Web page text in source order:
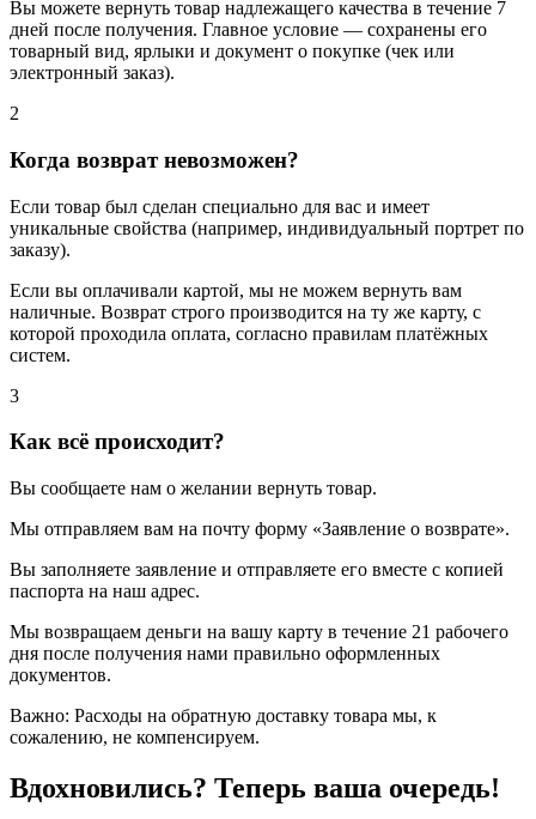
Вы можете вернуть товар надлежащего качества в течение 7
дней после получения. Главное условие — сохранены его
товарный вид, ярлыки и документ о покупке (чек или
электронный заказ).
2
Когда возврат невозможен?
Если товар был сделан специально для вас и имеет
уникальные свойства (например, индивидуальный портрет по
заказу).
Если вы оплачивали картой, мы не можем вернуть вам
наличные. Возврат строго производится на ту же карту, с
которой проходила оплата, согласно правилам платёжных
систем.
3
Как всё происходит?
Вы сообщаете нам о желании вернуть товар.
Мы отправляем вам на почту форму «Заявление о возврате».
Вы заполняете заявление и отправляете его вместе с копией
паспорта на наш адрес.
Мы возвращаем деньги на вашу карту в течение 21 рабочего
дня после получения нами правильно оформленных
документов.
Важно: Расходы на обратную доставку товара мы, к
сожалению, не компенсируем.
Вдохновились? Теперь ваша очередь!